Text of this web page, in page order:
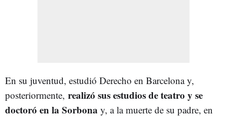
En su juventud, estudió Derecho en Barcelona y,
posteriormente, realizó sus estudios de teatro y se
doctoró en la Sorbona y, a la muerte de su padre, en